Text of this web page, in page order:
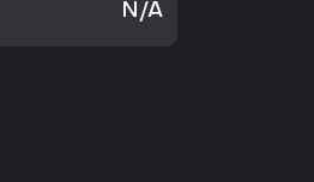
N/A